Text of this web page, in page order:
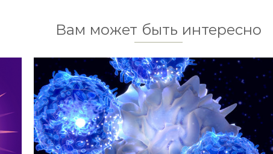
Вам может быть интересно